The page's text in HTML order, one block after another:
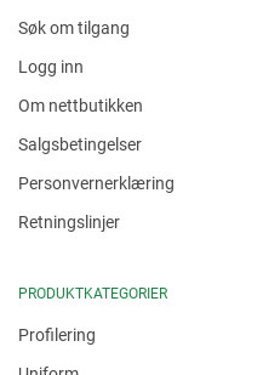
Søk om tilgang
Logg inn
Om nettbutikken
Salgsbetingelser
Personvernerklæring
Retningslinjer
PRODUKTKATEGORIER
Profilering